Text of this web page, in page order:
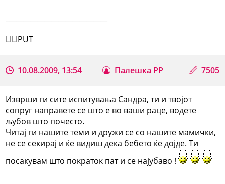
LILIPUT
10.08.2009, 13:54 Палешка РР 7505
Изврши ги сите испитувања Сандра, ти и твојот
сопруг направете се што е во ваши раце, водете
љубов што почесто.
Читај ги нашите теми и дружи се со нашите мамички,
не се секирај и ќе видиш дека бебето ќе дојде. Ти
посакувам што пократок пат и се најубаво !